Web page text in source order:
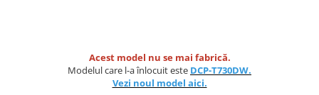
Benzi Brother P-Touch
Acest model nu se mai fabrică.
Modelul care l-a înlocuit este DCP-T730DW.
Vezi noul model aici.